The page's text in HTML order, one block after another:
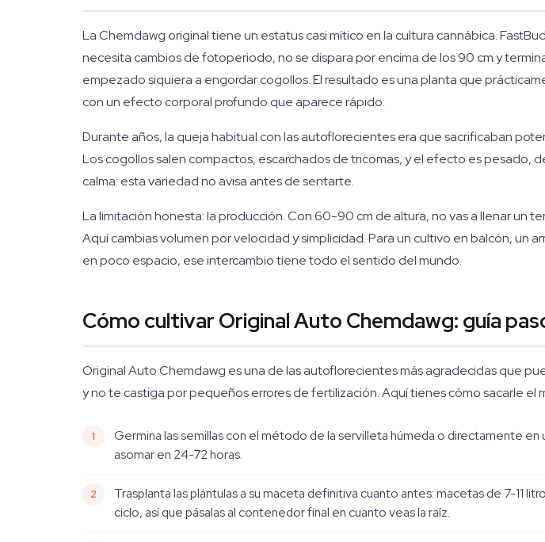
La Chemdawg original tiene un estatus casi mítico en la cultura cannábica.
necesita cambios de fotoperiodo, no se dispara por encima de los 90 cm y
empezado siquiera a engordar cogollos. El resultado es una planta que
con un efecto corporal profundo que aparece rápido.
Durante años, la queja habitual con las autoflorecientes era que sacrificaban
Los cogollos salen compactos, escarchados de tricomas, y el efecto es pesado,
calma: esta variedad no avisa antes de sentarte.
La limitación honesta: la producción. Con 60-90 cm de altura, no vas a llenar
Aquí cambias volumen por velocidad y simplicidad. Para un cultivo en balcón, un
en poco espacio, ese intercambio tiene todo el sentido del mundo.
Cómo cultivar Original Auto Chemdawg: guía
Original Auto Chemdawg es una de las autoflorecientes más agradecidas que
y no te castiga por pequeños errores de fertilización. Aquí tienes cómo sacarle el
Germina las semillas con el método de la servilleta húmeda o directamente
asomar en 24-72 horas.
Trasplanta las plántulas a su maceta definitiva cuanto antes: macetas de 7-11
ciclo, así que pásalas al contenedor final en cuanto veas la raíz.